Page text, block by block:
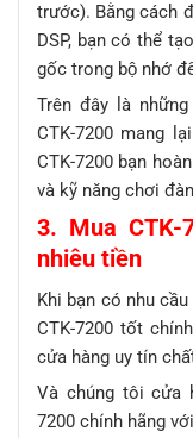
trước). Bằng cách
DSP, bạn có thể
gốc trong bộ nhớ
Trên đây là
CTK-7200 mang
CTK-7200 bạn
và kỹ năng chơi
3. Mua
nhiêu tiền
Khi bạn có nhu
CTK-7200 tốt
cửa hàng uy tín
Và chúng tôi cửa
7200 chính hãng